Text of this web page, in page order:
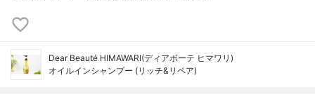
Dear Beauté HIMAWARI(ディアボーテ ヒマワリ)
オイルインシャンプー (リッチ&リペア)